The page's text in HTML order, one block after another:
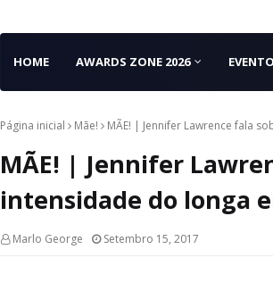
HOME AWARDS ZONE 2026
Página inicial Mãe! MÃE! | Jennifer Lawrence fala
MÃE! | Jennifer
intensidade do longa
Marlo George Setembro 15, 2017